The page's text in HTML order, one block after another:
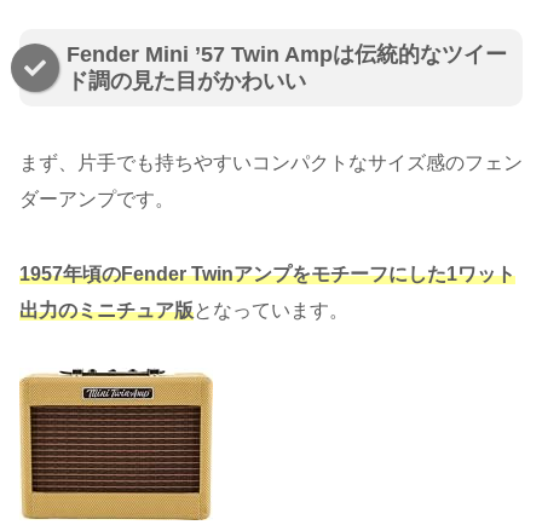
Fender Mini ’57 Twin Ampは伝統的なツイー
ド調の見た目がかわいい
まず、片手でも持ちやすいコンパクトなサイズ感のフェン
ダーアンプです。
1957年頃のFender Twinアンプをモチーフにした1ワット
出力のミニチュア版となっています。